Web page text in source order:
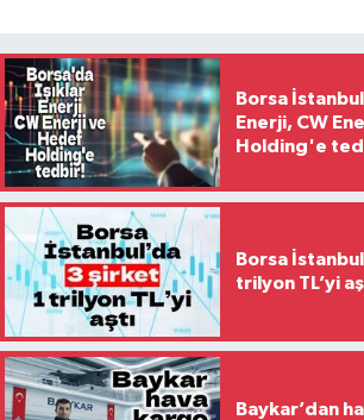
Borsa
Enerji, CW
Holding'e
Borsa İstanbul’da 3
trilyon TL’yi
Baykar’dan